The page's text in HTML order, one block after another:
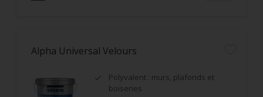
Alpha Universal Velours
Polyvalent : murs, plafonds et
boiseries